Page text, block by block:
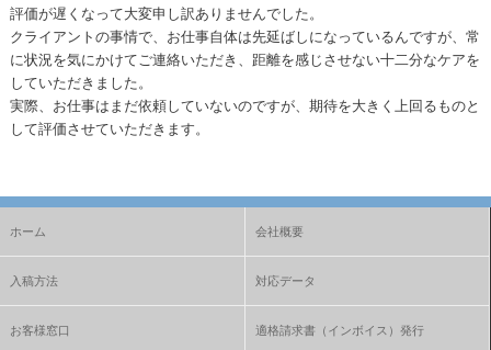
評価が遅くなって大変申し訳ありませんでした。
クライアントの事情で、お仕事自体は先延ばしになっているんですが、常
に状況を気にかけてご連絡いただき、距離を感じさせない十二分なケアを
していただきました。
実際、お仕事はまだ依頼していないのですが、期待を大きく上回るものと
して評価させていただきます。
ホーム 会社概要
入稿方法 対応データ
お客様窓口 適格請求書（インボイス）発行